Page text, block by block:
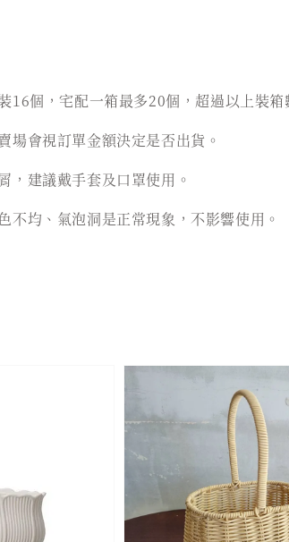
16個，宅配一箱最多20個，超過以上裝箱
場會視訂單金額決定是否出貨。
，建議戴手套及口罩使用。
不均、氣泡洞是正常現象，不影響使用。